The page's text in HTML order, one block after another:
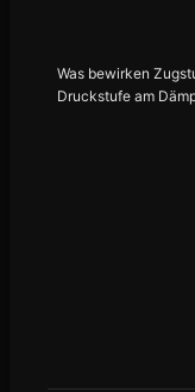
Was bewirken
Druckstufe am